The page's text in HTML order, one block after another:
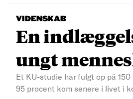
VIDENSKAB
En
ungt
Et KU-studie har fulgt op på
95 procent kom senere i livet i